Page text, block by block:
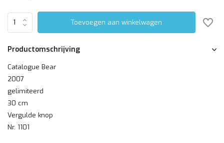
Toevoegen aan winkelwagen
Productomschrijving
Catalogue Bear
2007
gelimiteerd
30 cm
Vergulde knop
Nr. 1101